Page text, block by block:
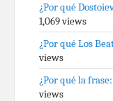
¿Por qué
1,069 views
¿Por qué Los
views
¿Por qué la
views